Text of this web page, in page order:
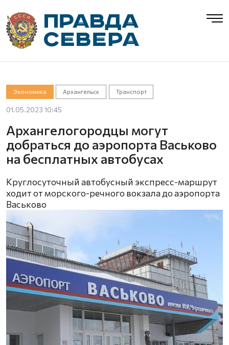
Экономика Архангельск Транспорт
01.05.2023 10:45
Архангелогородцы могут
добраться до аэропорта Васьково
на бесплатных автобусах
Круглосуточный автобусный экспресс-маршрут
ходит от морского-речного вокзала до аэропорта
Васьково